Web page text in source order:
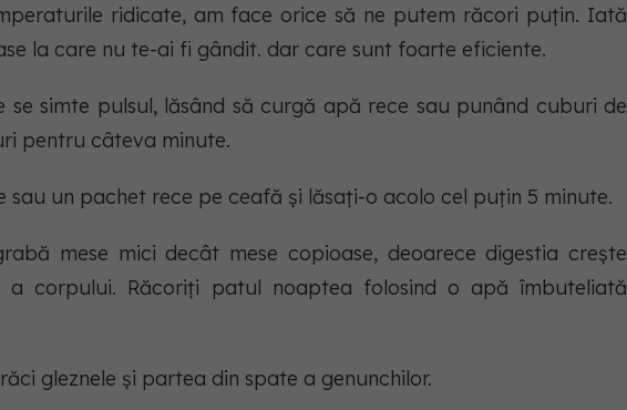
ridicate, am face orice să ne putem răcori puțin. Iată
la care nu te-ai fi gândit. dar care sunt foarte eficiente.
se simte pulsul, lăsând să curgă apă rece sau punând cuburi de
pentru câteva minute.
sau un pachet rece pe ceafă și lăsați-o acolo cel puțin 5 minute.
mese mici decât mese copioase, deoarece digestia crește
a corpului. Răcoriți patul noaptea folosind o apă îmbuteliată
gleznele și partea din spate a genunchilor.